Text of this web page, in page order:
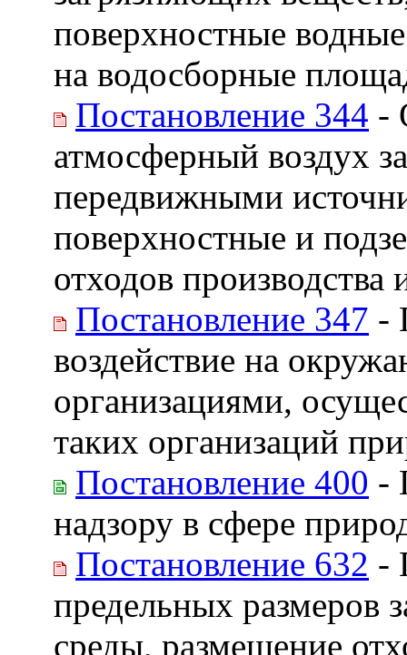
поверхностные
на водосборные
Постановление 344 -
атмосферный воздух
передвижными
поверхностные и
отходов производства
Постановление 347 -
воздействие на
организациями,
таких организаций
Постановление 400 -
надзору в сфере
Постановление 632 -
предельных размеров
среды, размещение